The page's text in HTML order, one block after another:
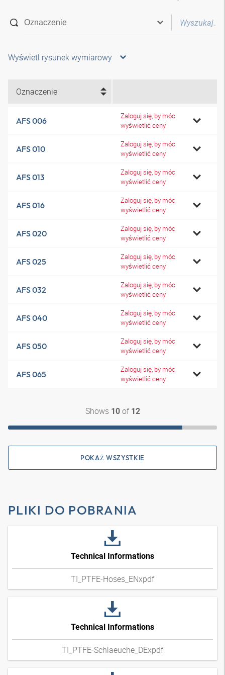
Wyświetl rysunek wymiarowy
Oznaczenie
AFS 006
Zaloguj się, by móc
wyświetlić ceny
AFS 010
Zaloguj się, by móc
wyświetlić ceny
AFS 013
Zaloguj się, by móc
wyświetlić ceny
AFS 016
Zaloguj się, by móc
wyświetlić ceny
AFS 020
Zaloguj się, by móc
wyświetlić ceny
AFS 025
Zaloguj się, by móc
wyświetlić ceny
AFS 032
Zaloguj się, by móc
wyświetlić ceny
AFS 040
Zaloguj się, by móc
wyświetlić ceny
AFS 050
Zaloguj się, by móc
wyświetlić ceny
AFS 065
Zaloguj się, by móc
wyświetlić ceny
Shows 10of 12
POKAŻ WSZYSTKIE
PLIKI DO POBRANIA
Technical Informations
TI_PTFE-Hoses_ENxpdf
Technical Informations
TI_PTFE-Schlaeuche_DExpdf